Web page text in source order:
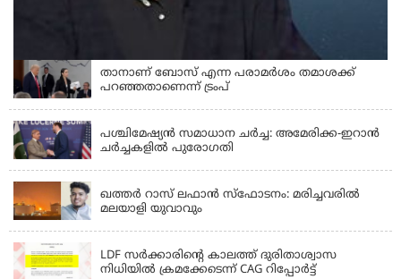
താനാണ് ബോസ് എന്ന പരാമര്‍ശം തമാശക്ക്
പറഞ്ഞതാണെന്ന് ട്രംപ്
പശ്ചിമേഷ്യൻ സമാധാന ചർച്ച: അമേരിക്ക-ഇറാൻ
ചർച്ചകളിൽ പുരോഗതി
ഖത്തർ റാസ് ലഫാൻ സ്ഫോടനം: മരിച്ചവരിൽ
മലയാളി യുവാവും
LDF സര്‍ക്കാരിൻ്റെ കാലത്ത് ദുരിതാശ്വാസ
നിധിയില്‍ ക്രമക്കേടെന്ന് CAG റിപ്പോര്‍ട്ട്